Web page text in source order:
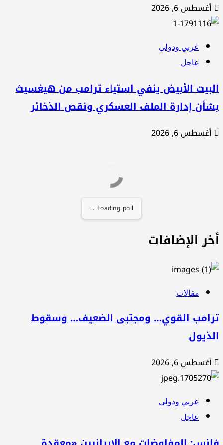
أغسطس 6, 2026
عربي ودولي
عاجل
الأبيض ينفي استياء ترامب من هيغسيث
إدارة الملف العسكري ونقص الذخائر
أغسطس 6, 2026
Loading poll ...
الإضافات
مقالات
القوي… ومجتبى الضعيف… وسقوط
أغسطس 6, 2026
عربي ودولي
عاجل